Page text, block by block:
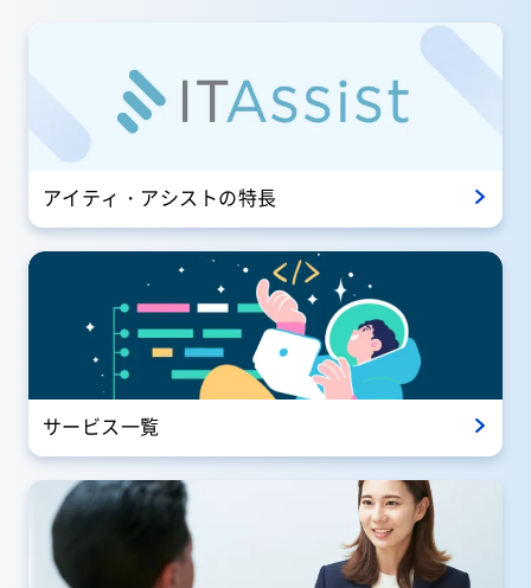
アイティ・アシストの特長
サービス一覧